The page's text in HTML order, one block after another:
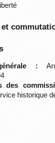
et
:
des
historique